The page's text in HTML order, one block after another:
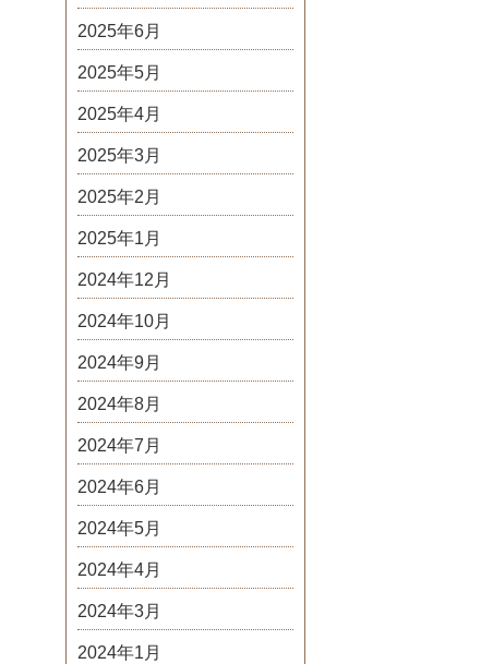
2025年6月
2025年5月
2025年4月
2025年3月
2025年2月
2025年1月
2024年12月
2024年10月
2024年9月
2024年8月
2024年7月
2024年6月
2024年5月
2024年4月
2024年3月
2024年1月